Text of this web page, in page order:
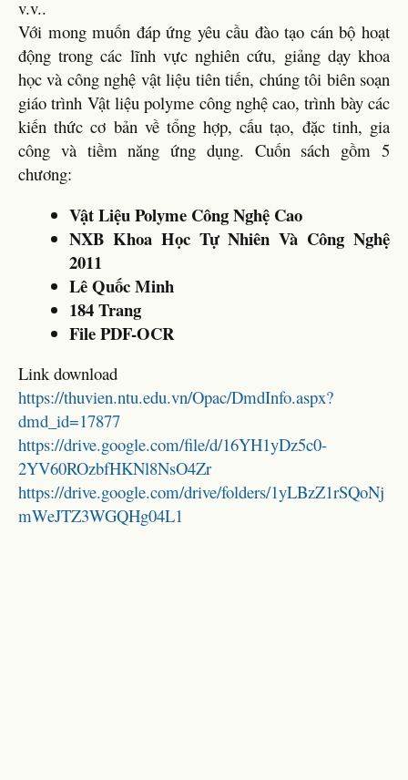
v.v..
Với mong muốn đáp ứng yêu cầu đào tạo cán bộ hoạt
động trong các lĩnh vực nghiên cứu, giảng dạy khoa
học và công nghệ vật liệu tiên tiến, chúng tôi biên soạn
giáo trình Vật liệu polyme công nghệ cao, trình bày các
kiến thức cơ bản về tổng hợp, cấu tạo, đặc tinh, gia
công và tiềm năng ứng dụng. Cuốn sách gồm 5
chương:
Vật Liệu Polyme Công Nghệ Cao
NXB Khoa Học Tự Nhiên Và Công Nghệ
2011
Lê Quốc Minh
184 Trang
File PDF-OCR
Link download
https://thuvien.ntu.edu.vn/Opac/DmdInfo.aspx?
dmd_id=17877
https://drive.google.com/file/d/16YH1yDz5c0-
2YV60ROzbfHKNl8NsO4Zr
https://drive.google.com/drive/folders/1yLBzZ1rSQoNj
mWeJTZ3WGQHg04L1